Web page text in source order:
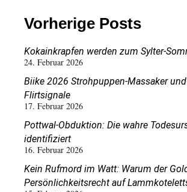
Vorherige Posts
Kokainkrapfen werden zum Sylter-
24. Februar 2026
Biike 2026 Strohpuppen-Massaker
Flirtsignale
17. Februar 2026
Pottwal-Obduktion: Die wahre
identifiziert
16. Februar 2026
Kein Rufmord im Watt: Warum der
Persönlichkeitsrecht auf